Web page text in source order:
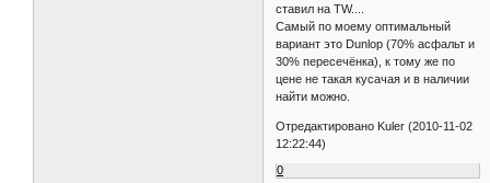
ставил на TW....
Самый по моему оптимальный
вариант это Dunlop (70% асфальт и
30% пересечёнка), к тому же по
цене не такая кусачая и в наличии
найти можно.
Отредактировано Kuler (2010-11-02
12:22:44)
0